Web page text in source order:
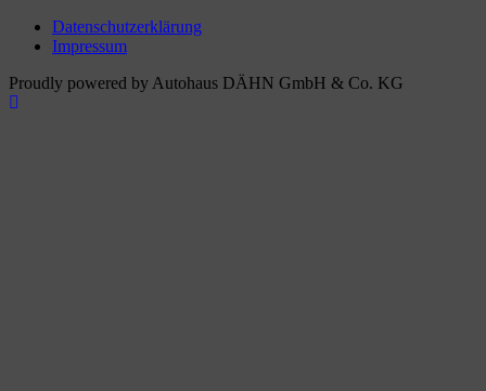
Datenschutzerklärung
Impressum
Proudly powered by Autohaus DÄHN GmbH & Co. KG